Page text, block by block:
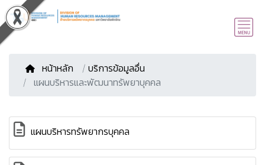
หน้าหลัก / บริการข้อมูลอื่น
แผนบริหารและพัฒนาทรัพยาบุคคล
แผนบริหารทรัพยากรบุคคล